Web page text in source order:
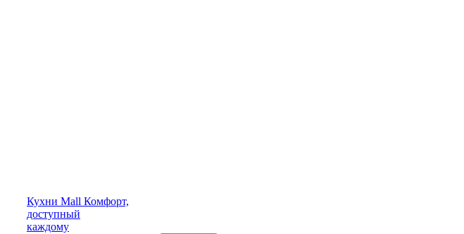
Кухни Mall Комфорт,
доступный
каждому